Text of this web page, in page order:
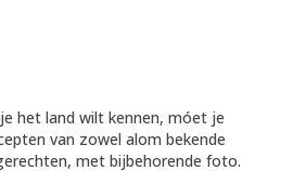
het land wilt kennen, móet je
van zowel alom bekende
met bijbehorende foto.